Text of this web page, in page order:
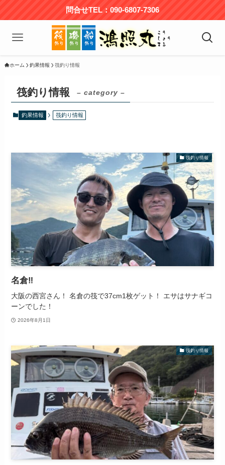
問合せTEL：090-6807-7306
ホーム 釣果情報 筏釣り情報
筏釣り情報 – category –
釣果情報 筏釣り情報
筏釣り情報
名倉‼️
大阪の西宮さん！ 名倉の筏で37cm1枚ゲット！ エサはサナギコ
ーンでした！
2026年8月1日
筏釣り情報